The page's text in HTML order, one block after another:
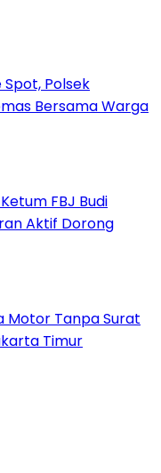
Polsek
Bersama Warga
FBJ Budi
Aktif Dorong
Motor Tanpa Surat
Timur